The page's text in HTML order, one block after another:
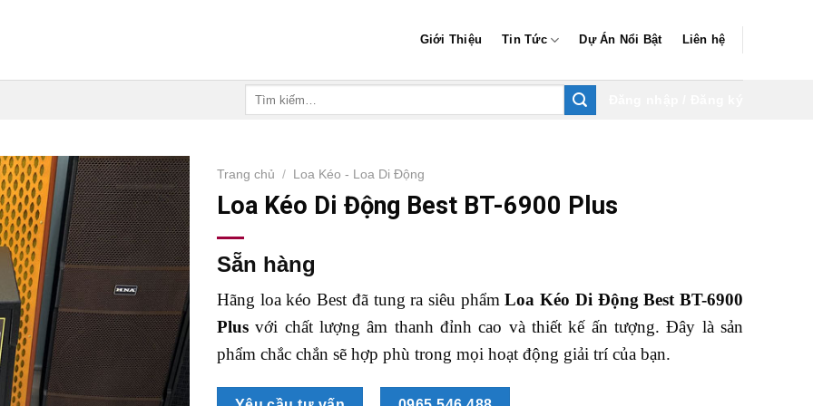
Giới Thiệu Tin Tức Dự Án Nổi Bật Liên hệ
Trang chủ / Loa Kéo - Loa Di Động
Loa Kéo Di Động Best BT-6900 Plus
Sẵn hàng
Hãng loa kéo Best đã tung ra siêu phẩmLoa Kéo Di Động Best BT-6900
Plus với chất lượng âm thanh đỉnh cao và thiết kế ấn tượng. Đây là sản
phẩm chắc chắn sẽ hợp phù trong mọi hoạt động giải trí của bạn.